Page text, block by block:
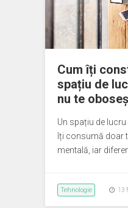
Cum îți
spațiu de
nu te
Un spațiu de
îți consumă doar
mentală, iar
Tehnologie 13